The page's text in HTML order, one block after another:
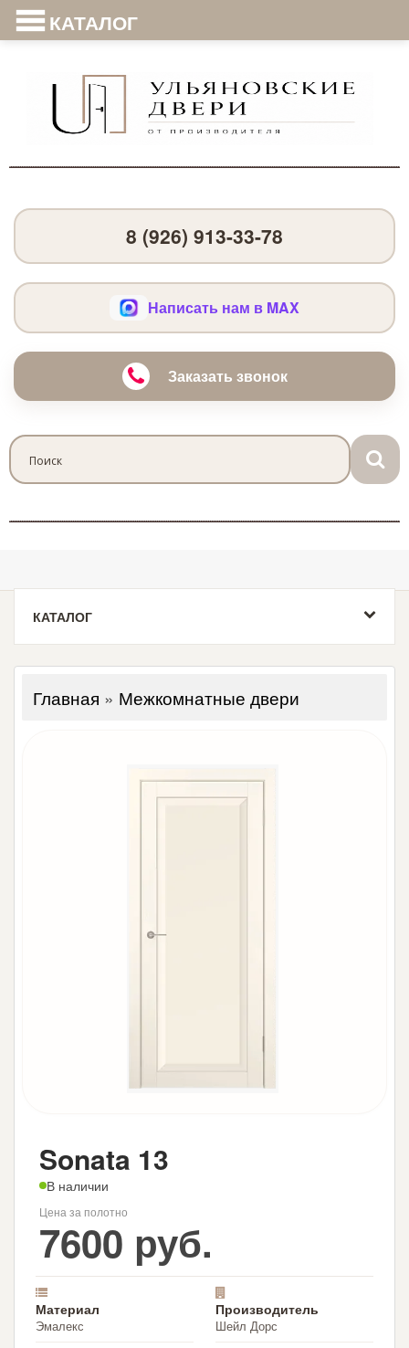
КАТАЛОГ
8 (926) 913-33-78
Написать нам в MAX
Заказать звонок
КАТАЛОГ
Главная » Межкомнатные двери
Sonata 13
В наличии
Цена за полотно
7600 руб.
Материал
Эмалекс
Производитель
Шейл Дорс